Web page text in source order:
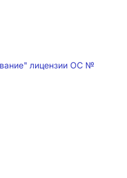
лицензии ОС №